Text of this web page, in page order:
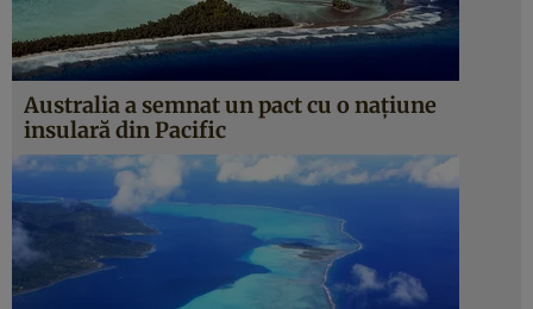
Australia a semnat un pact cu o națiune
insulară din Pacific